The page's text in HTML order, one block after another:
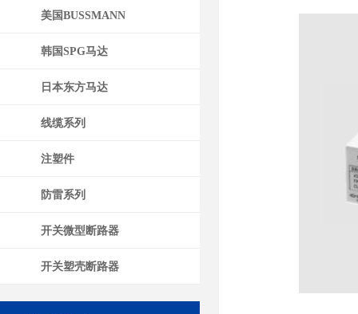
美国BUSSMANN
韩国SPG马达
日本东方马达
线缆系列
注塑件
防雷系列
开关微型断路器
开关塑壳断路器